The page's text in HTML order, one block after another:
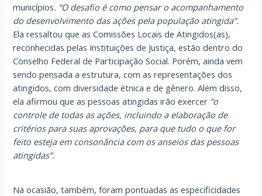
municípios. “O desafio é como pensar o acompanhamento
do desenvolvimento das ações pela população atingida”.
Ela ressaltou que as Comissões Locais de Atingidos(as),
reconhecidas pelas Instituições de Justiça, estão dentro do
Conselho Federal de Participação Social. Porém, ainda vem
sendo pensada a estrutura, com as representações dos
atingidos, com diversidade étnica e de gênero. Além disso,
ela afirmou que as pessoas atingidas irão exercer “o
controle de todas as ações, incluindo a elaboração de
critérios para suas aprovações, para que tudo o que for
feito esteja em consonância com os anseios das pessoas
atingidas”.
Na ocasião, também, foram pontuadas as especificidades